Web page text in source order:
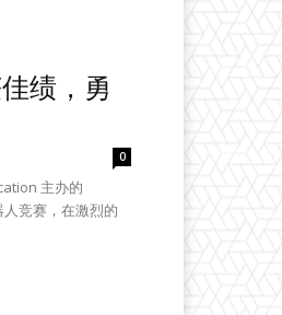
绩，勇
0
主办的
竞赛，在激烈的